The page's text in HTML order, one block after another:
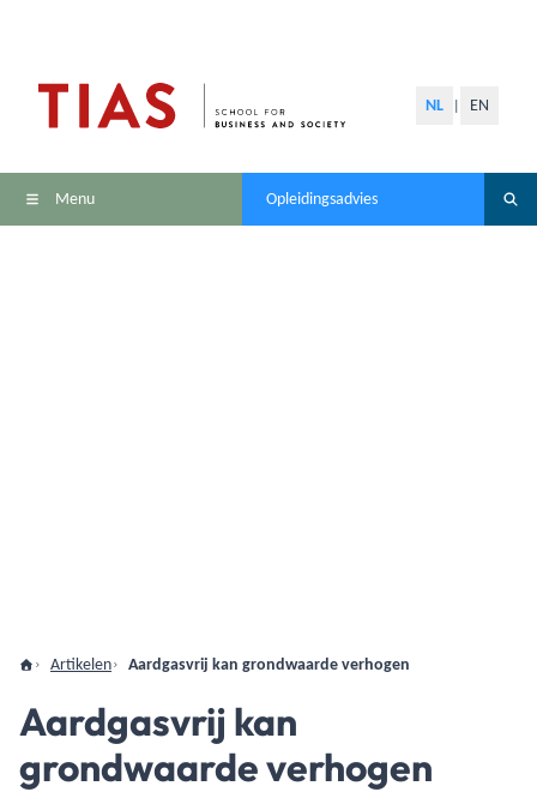
NL EN
Menu Opleidingsadvies
Artikelen Aardgasvrij kan grondwaarde verhogen
Aardgasvrij kan
grondwaarde verhogen